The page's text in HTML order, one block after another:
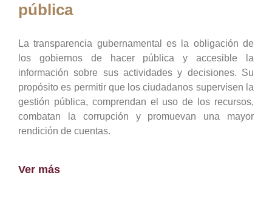
pública
La transparencia gubernamental es la obligación de
los gobiernos de hacer pública y accesible la
información sobre sus actividades y decisiones. Su
propósito es permitir que los ciudadanos supervisen la
gestión pública, comprendan el uso de los recursos,
combatan la corrupción y promuevan una mayor
rendición de cuentas.
Ver más